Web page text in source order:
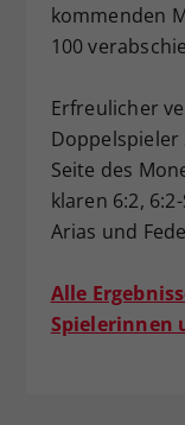
kommenden
100
Erfreulicher
Doppelspieler
Seite des
klaren 6:2,
Arias und
Alle
Spielerinnen